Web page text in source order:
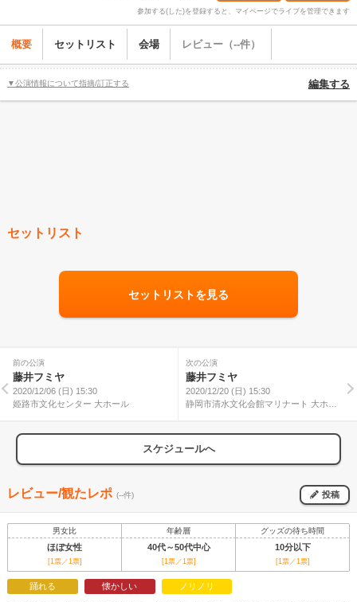
参加する(した)を登録すると、マイページでライブを管理できます
概要 セットリスト 会場 レビュー（--件）
▼公演情報について指摘/訂正する 編集する
セットリスト
セットリストを見る
前の公演
藤井フミヤ
2020/12/06 (日) 15:30
姫路市文化センター 大ホール
次の公演
藤井フミヤ
2020/12/20 (日) 15:30
静岡市清水文化会館マリナート 大ホー
スケジュールへ
レビュー/観たレポ (--件) 投稿
男女比 年齢層 グッズの待ち時間
ほぼ女性 40代～50代中心 10分以下
[1票／1票] [1票／1票] [1票／1票]
踊れる 懐かしい ノリノリ